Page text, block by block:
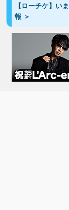
【ローチケ】い
報 ＞